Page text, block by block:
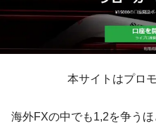
本サイトはプロ
海外FXの中でも1,2を争うほ